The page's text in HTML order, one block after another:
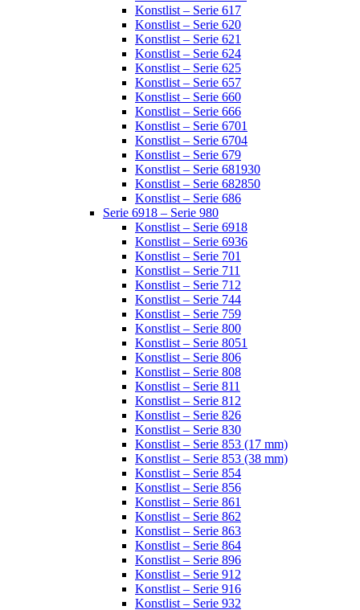
Konstlist – Serie 617
Konstlist – Serie 620
Konstlist – Serie 621
Konstlist – Serie 624
Konstlist – Serie 625
Konstlist – Serie 657
Konstlist – Serie 660
Konstlist – Serie 666
Konstlist – Serie 6701
Konstlist – Serie 6704
Konstlist – Serie 679
Konstlist – Serie 681930
Konstlist – Serie 682850
Konstlist – Serie 686
Serie 6918 – Serie 980
Konstlist – Serie 6918
Konstlist – Serie 6936
Konstlist – Serie 701
Konstlist – Serie 711
Konstlist – Serie 712
Konstlist – Serie 744
Konstlist – Serie 759
Konstlist – Serie 800
Konstlist – Serie 8051
Konstlist – Serie 806
Konstlist – Serie 808
Konstlist – Serie 811
Konstlist – Serie 812
Konstlist – Serie 826
Konstlist – Serie 830
Konstlist – Serie 853 (17 mm)
Konstlist – Serie 853 (38 mm)
Konstlist – Serie 854
Konstlist – Serie 856
Konstlist – Serie 861
Konstlist – Serie 862
Konstlist – Serie 863
Konstlist – Serie 864
Konstlist – Serie 896
Konstlist – Serie 912
Konstlist – Serie 916
Konstlist – Serie 932